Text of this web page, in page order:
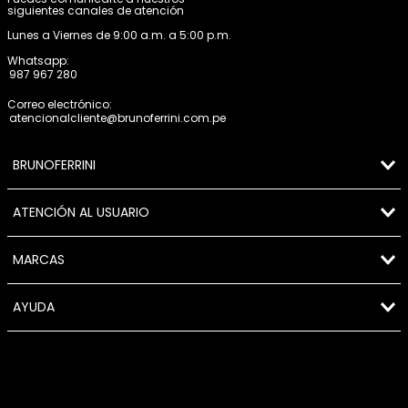
siguientes canales de atención
Lunes a Viernes de 9:00 a.m. a 5:00 p.m.
Whatsapp:
987 967 280
Correo electrónico:
atencionalcliente@brunoferrini.com.pe
BRUNOFERRINI
ATENCIÓN AL USUARIO
MARCAS
AYUDA